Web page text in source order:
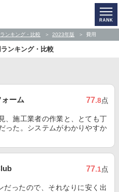
ンキング・比較 2023年版 費用
ランキング・比較
ーム 77.8点
、施工業者の作業と、とても丁
った。システムがわかりやすか
77.1点
だったので、それなりに安く出